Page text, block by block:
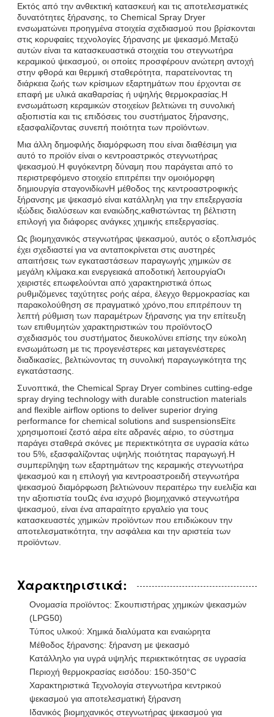
Εκτός από την ανθεκτική κατασκευή και τις αποτελεσματικές
δυνατότητες ξήρανσης, το Chemical Spray Dryer
ενσωματώνει προηγμένα στοιχεία σχεδιασμού που βρίσκονται
στις κορυφαίες τεχνολογίες ξήρανσης με ψεκασμό.Μεταξύ
αυτών είναι τα κατασκευαστικά στοιχεία του στεγνωτήρα
κεραμικού ψεκασμού, οι οποίες προσφέρουν ανώτερη αντοχή
στην φθορά και θερμική σταθερότητα, παρατείνοντας τη
διάρκεια ζωής των κρίσιμων εξαρτημάτων που έρχονται σε
επαφή με υλικά ακαθαρσίας ή υψηλής θερμοκρασίας.Η
ενσωμάτωση κεραμικών στοιχείων βελτιώνει τη συνολική
αξιοπιστία και τις επιδόσεις του συστήματος ξήρανσης,
εξασφαλίζοντας συνεπή ποιότητα των προϊόντων.
Μια άλλη δημοφιλής διαμόρφωση που είναι διαθέσιμη για
αυτό το προϊόν είναι ο κεντροαστρικός στεγνωτήρας
ψεκασμού.Η φυγόκεντρη δύναμη που παράγεται από το
περιστρεφόμενο στοιχείο επιτρέπει την ομοιόμορφη
δημιουργία σταγονιδίωνΗ μέθοδος της κεντροαστροφικής
ξήρανσης με ψεκασμό είναι κατάλληλη για την επεξεργασία
ιξώδεις διαλύσεων και εναιώδης,καθιστώντας τη βέλτιστη
επιλογή για διάφορες ανάγκες χημικής επεξεργασίας.
Ως βιομηχανικός στεγνωτήρας ψεκασμού, αυτός ο εξοπλισμός
έχει σχεδιαστεί για να ανταποκρίνεται στις αυστηρές
απαιτήσεις των εγκαταστάσεων παραγωγής χημικών σε
μεγάλη κλίμακα.και ενεργειακά αποδοτική λειτουργίαΟι
χειριστές επωφελούνται από χαρακτηριστικά όπως
ρυθμιζόμενες ταχύτητες ροής αέρα, έλεγχο θερμοκρασίας και
παρακολούθηση σε πραγματικό χρόνο,που επιτρέπουν τη
λεπτή ρύθμιση των παραμέτρων ξήρανσης για την επίτευξη
των επιθυμητών χαρακτηριστικών του προϊόντοςΟ
σχεδιασμός του συστήματος διευκολύνει επίσης την εύκολη
ενσωμάτωση με τις προγενέστερες και μεταγενέστερες
διαδικασίες, βελτιώνοντας τη συνολική παραγωγικότητα της
εγκατάστασης.
Συνοπτικά, the Chemical Spray Dryer combines cutting-edge
spray drying technology with durable construction materials
and flexible airflow options to deliver superior drying
performance for chemical solutions and suspensionsΕίτε
χρησιμοποιεί ζεστό αέρα είτε αδρανές αέριο, το σύστημα
παράγει σταθερά σκόνες με περιεκτικότητα σε υγρασία κάτω
του 5%, εξασφαλίζοντας υψηλής ποιότητας παραγωγή.Η
συμπερίληψη των εξαρτημάτων της κεραμικής στεγνωτήρα
ψεκασμού και η επιλογή για κεντροαστροειδή στεγνωτήρα
ψεκασμού διαμόρφωση βελτιώνουν περαιτέρω την ευελιξία και
την αξιοπιστία τουΩς ένα ισχυρό βιομηχανικό στεγνωτήρα
ψεκασμού, είναι ένα απαραίτητο εργαλείο για τους
κατασκευαστές χημικών προϊόντων που επιδιώκουν την
αποτελεσματικότητα, την ασφάλεια και την αριστεία των
προϊόντων.
Χαρακτηριστικά:
Ονομασία προϊόντος: Σκουπιστήρας χημικών ψεκασμών
(LPG50)
Τύπος υλικού: Χημικά διαλύματα και εναιώρητα
Μέθοδος ξήρανσης: ξήρανση με ψεκασμό
Κατάλληλο για υγρά υψηλής περιεκτικότητας σε υγρασία
Περιοχή θερμοκρασίας εισόδου: 150-350°C
Χαρακτηριστικά Τεχνολογία στεγνωτήρα κεντρικού
ψεκασμού για αποτελεσματική ξήρανση
Ιδανικός βιομηχανικός στεγνωτήρας ψεκασμού για